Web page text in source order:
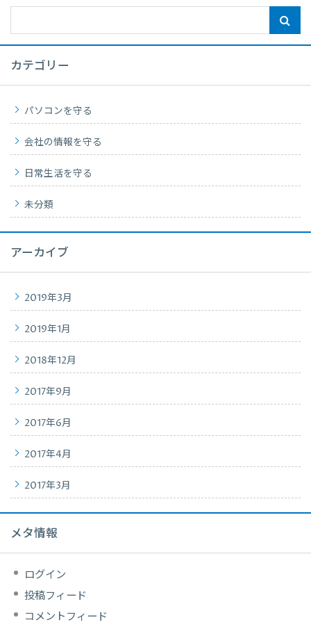
カテゴリー
パソコンを守る
会社の情報を守る
日常生活を守る
未分類
アーカイブ
2019年3月
2019年1月
2018年12月
2017年9月
2017年6月
2017年4月
2017年3月
メタ情報
ログイン
投稿フィード
コメントフィード